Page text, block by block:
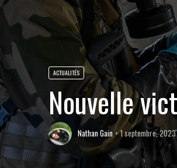
ACTUALITÉS
Nouvelle
Nathan Gain 1 septembre, 2023